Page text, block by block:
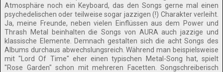
Atmosphäre noch ein Keyboard, das den Songs gerne mal einen
psychedelischen oder teilweise sogar jazzigen (!) Charakter verleiht.
Ja, meine Freunde, neben vielen Einflüssen aus dem Power und
Thrash Metal beinhalten die Songs von AURA auch jazzige und
klassische Elemente. Demnach gestalten sich die acht Songs des
Albums durchaus abwechslungsreich. Während man beispielsweise
mit "Lord Of Time" eher einen typischen Metal-Song hat, spielt
"Rose Garden" schon mit mehreren Facetten. Songschreiberisch